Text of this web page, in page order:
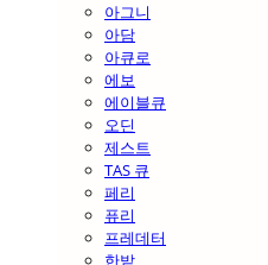
아그니
아담
아큐로
에보
에이블큐
오딘
제스트
TAS 큐
페리
퓨리
프레데터
한밭